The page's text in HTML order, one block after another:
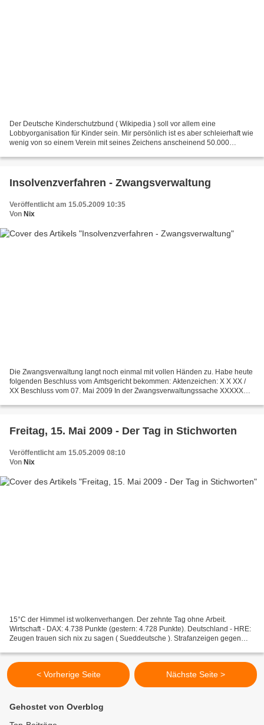
Der Deutsche Kinderschutzbund ( Wikipedia ) soll vor allem eine
Lobbyorganisation für Kinder sein. Mir persönlich ist es aber schleierhaft wie
wenig von so einem Verein mit seines Zeichens anscheinend 50.000
Insolvenzverfahren - Zwangsverwaltung
Veröffentlicht am 15.05.2009 10:35
Von Nix
Die Zwangsverwaltung langt noch einmal mit vollen Händen zu. Habe heute
folgenden Beschluss vom Amtsgericht bekommen: Aktenzeichen: X X XX /
XX Beschluss vom 07. Mai 2009 In der Zwangsverwaltungssache XXXXXXX
Freitag, 15. Mai 2009 - Der Tag in Stichworten
Veröffentlicht am 15.05.2009 08:10
Von Nix
15°C der Himmel ist wolkenverhangen. Der zehnte Tag ohne Arbeit.
Wirtschaft - DAX: 4.738 Punkte (gestern: 4.728 Punkte). Deutschland - HRE:
Zeugen trauen sich nix zu sagen ( Sueddeutsche ). Strafanzeigen gegen
< Vorherige Seite Nächste Seite >
Gehostet von Overblog